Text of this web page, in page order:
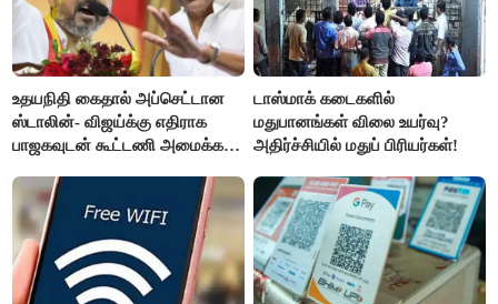
உதயநிதி கைதால் அப்செட்டான
ஸ்டாலின்- விஜய்க்கு எதிராக
பாஜகவுடன் கூட்டணி அமைக்க
டாஸ்மாக் கடைகளில்
மதுபானங்கள் விலை உயர்வு?
அதிர்ச்சியில் மதுப் பிரியர்கள்!